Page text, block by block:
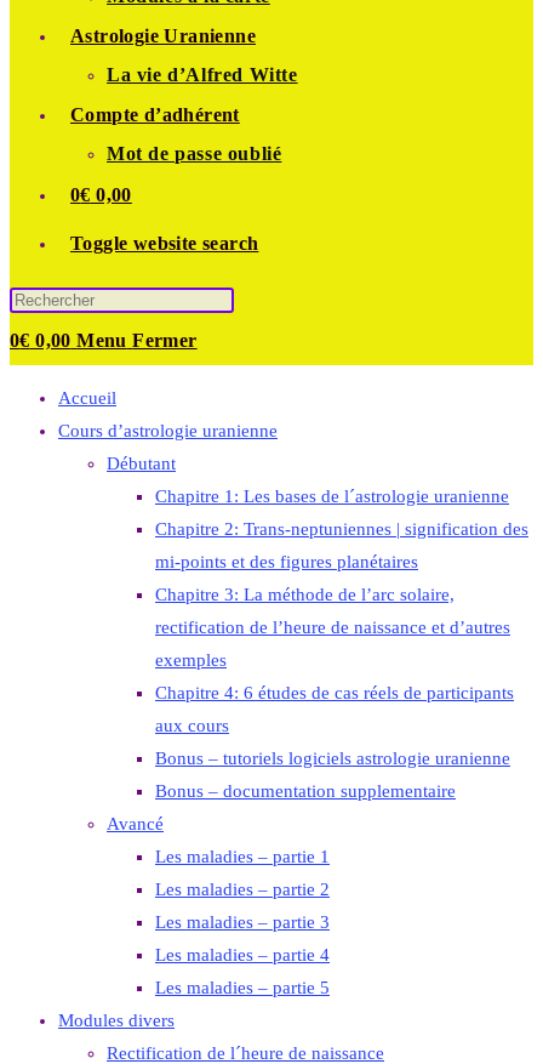
Astrologie Uranienne
La vie d’Alfred Witte
Compte d’adhérent
Mot de passe oublié
0€ 0,00
Toggle website search
0€ 0,00 Menu Fermer
Accueil
Cours d’astrologie uranienne
Débutant
Chapitre 1: Les bases de l´astrologie uranienne
Chapitre 2: Trans-neptuniennes | signification des
mi-points et des figures planétaires
Chapitre 3: La méthode de l’arc solaire,
rectification de l’heure de naissance et d’autres
exemples
Chapitre 4: 6 études de cas réels de participants
aux cours
Bonus – tutoriels logiciels astrologie uranienne
Bonus – documentation supplementaire
Avancé
Les maladies – partie 1
Les maladies – partie 2
Les maladies – partie 3
Les maladies – partie 4
Les maladies – partie 5
Modules divers
Rectification de l´heure de naissance